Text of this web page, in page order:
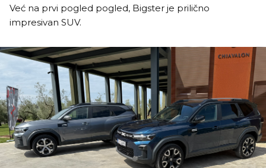
Već na prvi pogled pogled, Bigster je prilično
impresivan SUV.